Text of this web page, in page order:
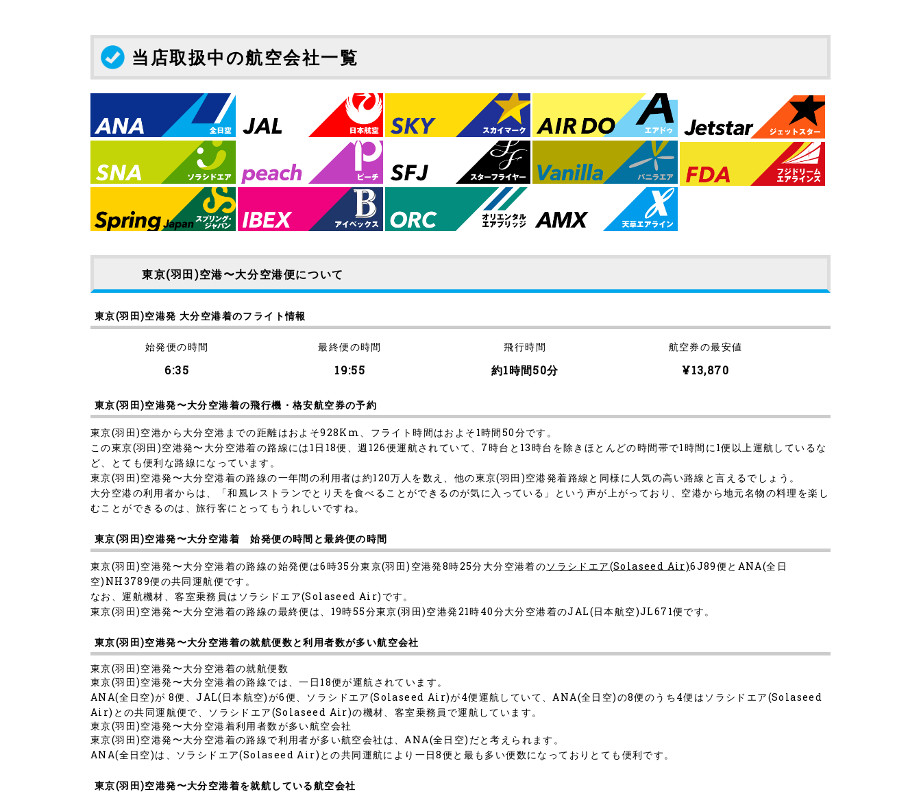
当店取扱中の航空会社一覧
東京(羽田)空港〜大分空港便について
東京(羽田)空港発 大分空港着のフライト情報
始発便の時間
6:35
最終便の時間
19:55
飛行時間
約1時間50分
航空券の最安値
¥13,870
東京(羽田)空港発〜大分空港着の飛行機・格安航空券の予約
東京(羽田)空港から大分空港までの距離はおよそ928Km、フライト時間はおよそ1時間50分です。
この東京(羽田)空港発〜大分空港着の路線には1日18便、週126便運航されていて、7時台と13時台を除きほとんどの時間帯で1時間に1便以上運航しているな
ど、とても便利な路線になっています。
東京(羽田)空港発〜大分空港着の路線の一年間の利用者は約120万人を数え、他の東京(羽田)空港発着路線と同様に人気の高い路線と言えるでしょう。
大分空港の利用者からは、「和風レストランでとり天を食べることができるのが気に入っている」という声が上がっており、空港から地元名物の料理を楽し
むことができるのは、旅行客にとってもうれしいですね。
東京(羽田)空港発〜大分空港着 始発便の時間と最終便の時間
東京(羽田)空港発〜大分空港着の路線の始発便は6時35分東京(羽田)空港発8時25分大分空港着のソラシドエア(Solaseed Air)6J89便とANA(全日
空)NH3789便の共同運航便です。
なお、運航機材、客室乗務員はソラシドエア(Solaseed Air)です。
東京(羽田)空港発〜大分空港着の路線の最終便は、19時55分東京(羽田)空港発21時40分大分空港着のJAL(日本航空)JL671便です。
東京(羽田)空港発〜大分空港着の就航便数と利用者数が多い航空会社
東京(羽田)空港発〜大分空港着の就航便数
東京(羽田)空港発〜大分空港着の路線では、一日18便が運航されています。
ANA(全日空)が 8便、JAL(日本航空)が6便、ソラシドエア(Solaseed Air)が4便運航していて、ANA(全日空)の8便のうち4便はソラシドエア(Solaseed
Air)との共同運航便で、ソラシドエア(Solaseed Air)の機材、客室乗務員で運航しています。
東京(羽田)空港発〜大分空港着利用者数が多い航空会社
東京(羽田)空港発〜大分空港着の路線で利用者が多い航空会社は、ANA(全日空)だと考えられます。
ANA(全日空)は、ソラシドエア(Solaseed Air)との共同運航により一日8便と最も多い便数になっておりとても便利です。
東京(羽田)空港発〜大分空港着を就航している航空会社